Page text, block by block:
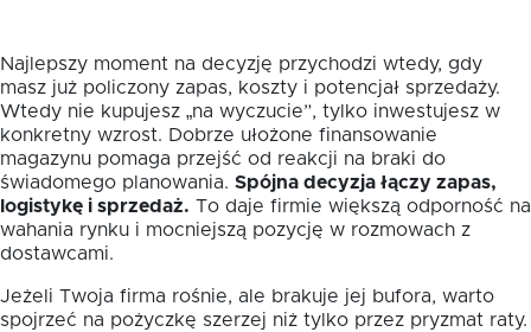
Najlepszy moment na decyzję przychodzi wtedy, gdy
masz już policzony zapas, koszty i potencjał sprzedaży.
Wtedy nie kupujesz „na wyczucie”, tylko inwestujesz w
konkretny wzrost. Dobrze ułożone finansowanie
magazynu pomaga przejść od reakcji na braki do
świadomego planowania. Spójna decyzja łączy zapas,
logistykę i sprzedaż. To daje firmie większą odporność na
wahania rynku i mocniejszą pozycję w rozmowach z
dostawcami.
Jeżeli Twoja firma rośnie, ale brakuje jej bufora, warto
spojrzeć na pożyczkę szerzej niż tylko przez pryzmat raty.